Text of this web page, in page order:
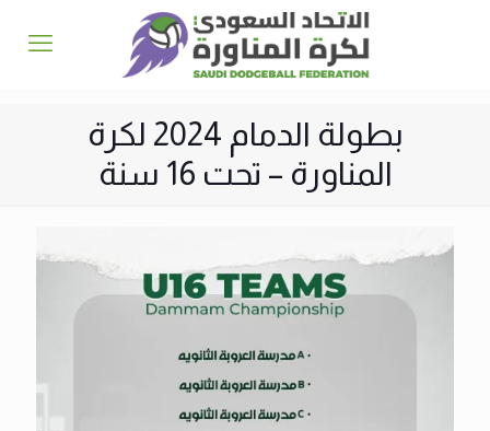
بطولة الدمام 2024 لكرة
المناورة – تحت 16 سنة